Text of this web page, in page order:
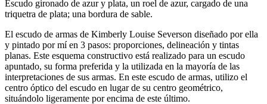
Escudo gironado de azur y plata, un roel de azur, cargado de una
triquetra de plata; una bordura de sable.
El escudo de armas de Kimberly Louise Severson diseñado por ella
y pintado por mí en 3 pasos: proporciones, delineación y tintas
planas. Este esquema constructivo está realizado para un escudo
apuntado, su forma preferida y la utilizada en la mayoría de las
interpretaciones de sus armas. En este escudo de armas, utilizo el
centro óptico del escudo en lugar de su centro geométrico,
situándolo ligeramente por encima de este último.